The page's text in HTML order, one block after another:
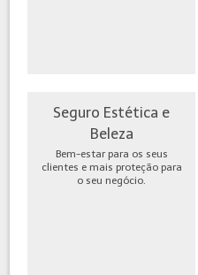
Seguro Estética e
Beleza
Bem-estar para os seus
clientes e mais proteção para
o seu negócio.